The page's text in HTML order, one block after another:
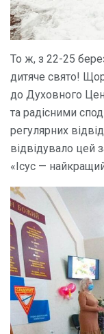
То ж, з 22-25
дитяче свято!
до Духовного
та радісними
регулярних
відвідувало цей
«Ісус —